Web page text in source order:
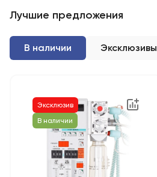
Лучшие предложения
В наличии Эксклюзивы
Эксклюзив
В наличии